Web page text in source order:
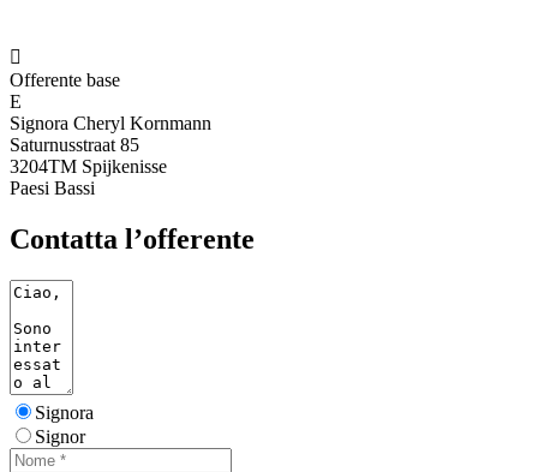

Offerente base
E
Signora Cheryl Kornmann
Saturnusstraat 85
3204TM Spijkenisse
Paesi Bassi
Contatta l’offerente
Signora
Signor